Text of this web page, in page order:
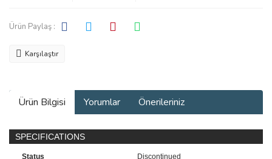
Ürün Paylaş :
Karşılaştır
Ürün Bilgisi Yorumlar Önerileriniz
SPECIFICATIONS
Status
Discontinued